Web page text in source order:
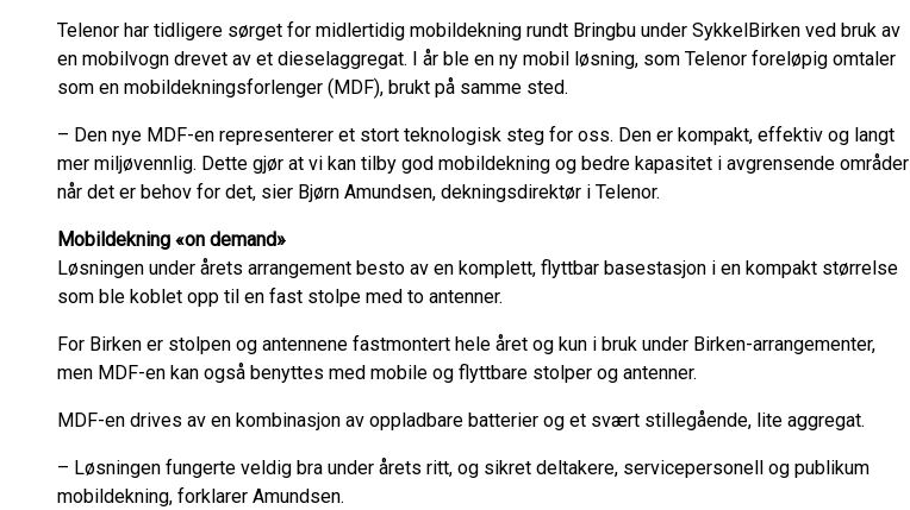
Telenor har tidligere sørget for midlertidig mobildekning rundt Bringbu under SykkelBirken ved bruk av
en mobilvogn drevet av et dieselaggregat. I år ble en ny mobil løsning, som Telenor foreløpig omtaler
som en mobildekningsforlenger (MDF), brukt på samme sted.
– Den nye MDF-en representerer et stort teknologisk steg for oss. Den er kompakt, effektiv og langt
mer miljøvennlig. Dette gjør at vi kan tilby god mobildekning og bedre kapasitet i avgrensende områder
når det er behov for det, sier Bjørn Amundsen, dekningsdirektør i Telenor.
Mobildekning «on demand»
Løsningen under årets arrangement besto av en komplett, flyttbar basestasjon i en kompakt størrelse
som ble koblet opp til en fast stolpe med to antenner.
For Birken er stolpen og antennene fastmontert hele året og kun i bruk under Birken-arrangementer,
men MDF-en kan også benyttes med mobile og flyttbare stolper og antenner.
MDF-en drives av en kombinasjon av oppladbare batterier og et svært stillegående, lite aggregat.
– Løsningen fungerte veldig bra under årets ritt, og sikret deltakere, servicepersonell og publikum
mobildekning, forklarer Amundsen.